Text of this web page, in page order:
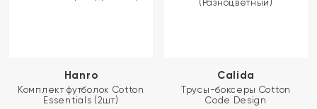
Hanro
Комплект футболок Cotton
Essentials (2шт)
Calida
Трусы-боксеры Cotton
Code Design